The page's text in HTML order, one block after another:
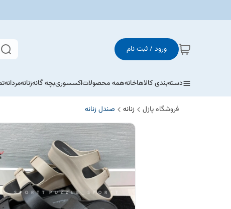
ورود / ثبت نام
دسته‌بندی کالاهاخانههمه محصولاتاکسسوریبچه گانهزنانهمردانه
فروشگاه پازل زنانه صندل زنانه